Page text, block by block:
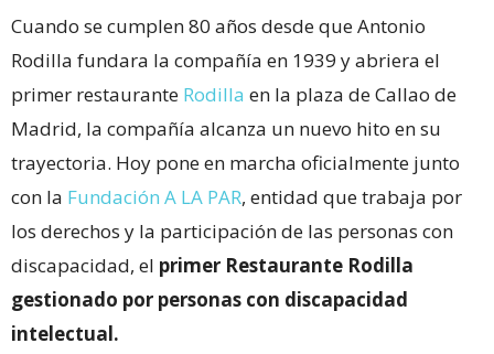
Cuando se cumplen 80 años desde que Antonio
Rodilla fundara la compañía en 1939 y abriera el
primer restaurante Rodilla en la plaza de Callao de
Madrid, la compañía alcanza un nuevo hito en su
trayectoria. Hoy pone en marcha oficialmente junto
con la Fundación A LA PAR, entidad que trabaja por
los derechos y la participación de las personas con
discapacidad, el primer Restaurante Rodilla
gestionado por personas con discapacidad
intelectual.